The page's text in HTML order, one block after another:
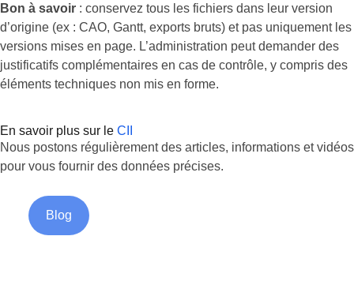
Bon à savoir : conservez tous les fichiers dans leur version
d’origine (ex : CAO, Gantt, exports bruts) et pas uniquement les
versions mises en page. L’administration peut demander des
justificatifs complémentaires en cas de contrôle, y compris des
éléments techniques non mis en forme.
En savoir plus sur le CII
Nous postons régulièrement des articles, informations et vidéos
pour vous fournir des données précises.
Blog